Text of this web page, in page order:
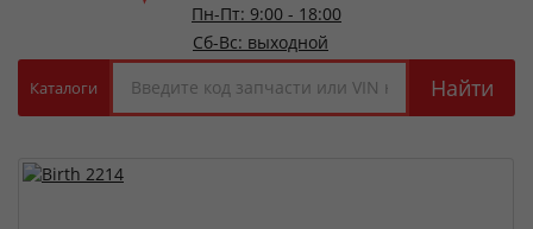
Пн-Пт: 9:00 - 18:00
Сб-Вс: выходной
Каталоги Найти